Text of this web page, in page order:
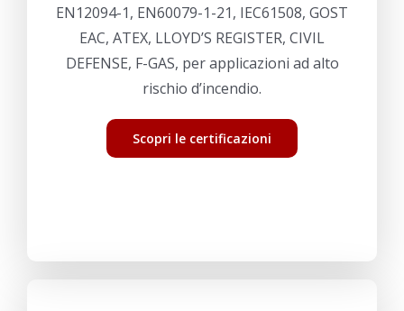
EN12094-1, EN60079-1-21, IEC61508, GOST
EAC, ATEX, LLOYD’S REGISTER, CIVIL
DEFENSE, F-GAS, per applicazioni ad alto
rischio d’incendio.
Scopri le certificazioni